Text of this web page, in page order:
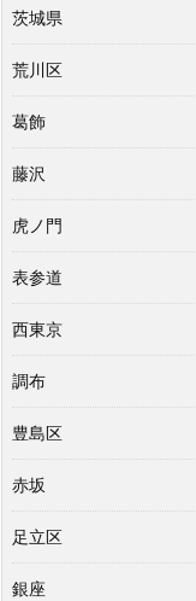
茨城県
荒川区
葛飾
藤沢
虎ノ門
表参道
西東京
調布
豊島区
赤坂
足立区
銀座